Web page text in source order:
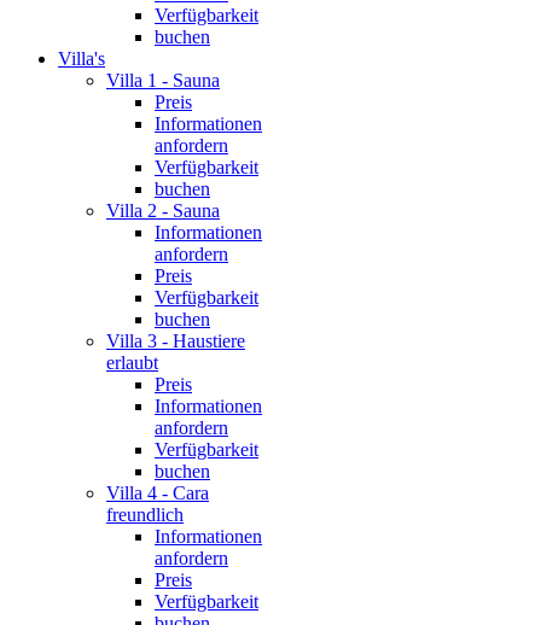
Verfügbarkeit
buchen
Villa's
Villa 1 - Sauna
Preis
Informationen
anfordern
Verfügbarkeit
buchen
Villa 2 - Sauna
Informationen
anfordern
Preis
Verfügbarkeit
buchen
Villa 3 - Haustiere
erlaubt
Preis
Informationen
anfordern
Verfügbarkeit
buchen
Villa 4 - Cara
freundlich
Informationen
anfordern
Preis
Verfügbarkeit